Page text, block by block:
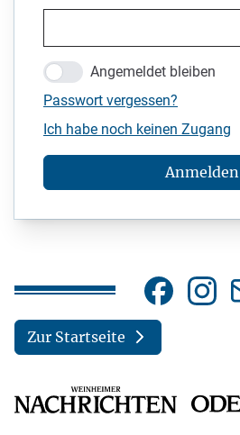
Angemeldet bleiben
Passwort vergessen?
Ich habe noch keinen Zugang
Anmelden
Zur Startseite